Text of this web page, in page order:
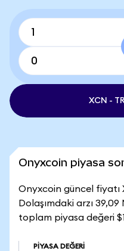
XCN -
Onyxcoin piyasa
Onyxcoin güncel fiyatı
Dolaşımdaki arzı
toplam piyasa değeri
PIYASA DEĞERI